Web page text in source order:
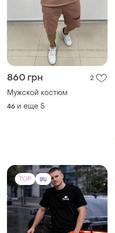
860 грн 2
Мужской костюм
46 и еще 5
TOP